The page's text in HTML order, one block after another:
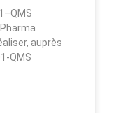
auprès
QMS